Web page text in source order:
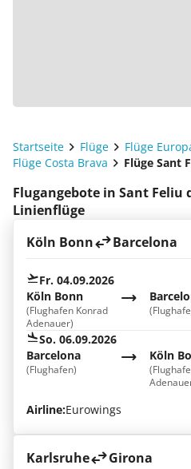
Startseite Flüge Flüge
Flüge Costa Brava
Flüge Sant
Flugangebote in Sant Feliu
Linienflüge
Köln Bonn
Barcelona
Fr. 04.09.2026
Köln Bonn
(Flughafen Konrad
Adenauer)
So. 06.09.2026
Köln
Barcelona
(Flughafen)
Airline:Eurowings
Karlsruhe Girona